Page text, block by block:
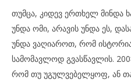
თუმცა, კიდევ ერთხელ მინდა
უნდა ომი, არავის უნდა ეს,
უნდა ვაღიაროთ, რომ
სამომავლოდ გვასწავლის.
რომ თუ უგულვებელყოფ, ან